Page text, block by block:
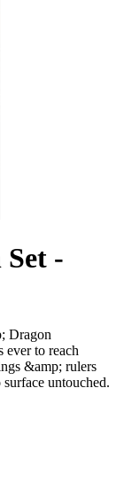
-
Dragon
ever to reach
&amp; rulers
untouched.